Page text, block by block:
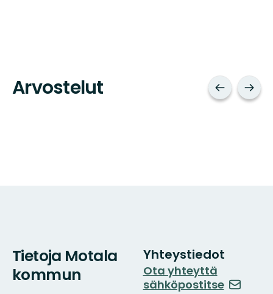
Arvostelut
Tietoja Motala
kommun
Yhteystiedot
Ota yhteyttä
sähköpostitse